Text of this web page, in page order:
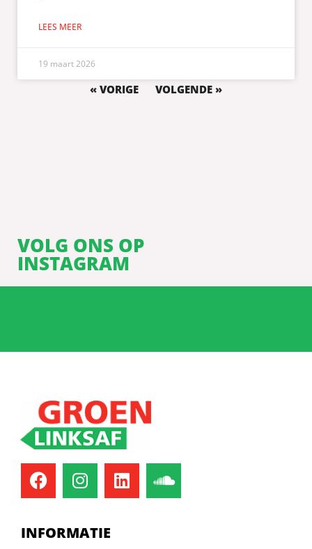
LEES MEER
19 maart 2026
« VORIGE VOLGENDE »
VOLG ONS OP
INSTAGRAM
INFORMATIE